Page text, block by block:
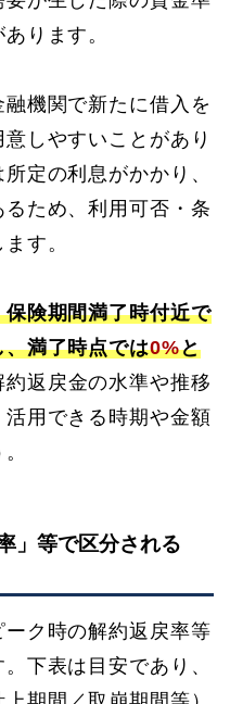
ります。
機関で新たに借入を
しやすいことがあり
定の利息がかかり、
ため、利用可否・条
す。
険期間満了時付近で
満了時点では0%と
約返戻金の水準や推移
用できる時期や金額
」等で区分される
ク時の解約返戻率等
下表は目安であり、